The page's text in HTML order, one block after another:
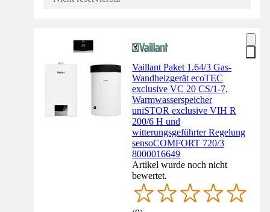
Vaillant Paket 1.64/3 Gas-
Wandheizgerät ecoTEC
exclusive VC 20 CS/1-7,
Warmwasserspeicher
uniSTOR exclusive VIH R
200/6 H und
witterungsgeführter Regelung
sensoCOMFORT 720/3
8000016649
Artikel wurde noch nicht
bewertet.